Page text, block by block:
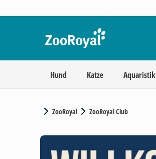
Hund Katze Aquaristik
ZooRoyal ZooRoyal Club